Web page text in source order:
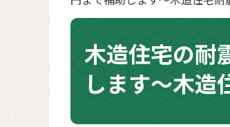
木造住宅の耐
します～木造